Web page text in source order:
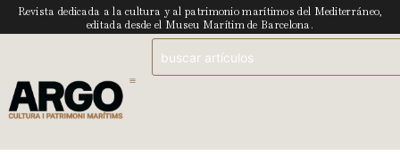
Revista dedicada a la cultura y al patrimonio marítimos del Mediterráneo,
editada desde el Museu Marítim de Barcelona.